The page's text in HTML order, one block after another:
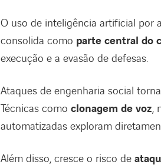
O uso de inteligência artificial por
consolida como parte central do
execução e a evasão de defesas.
Ataques de engenharia social
Técnicas como clonagem de voz,
automatizadas exploram
Além disso, cresce o risco de